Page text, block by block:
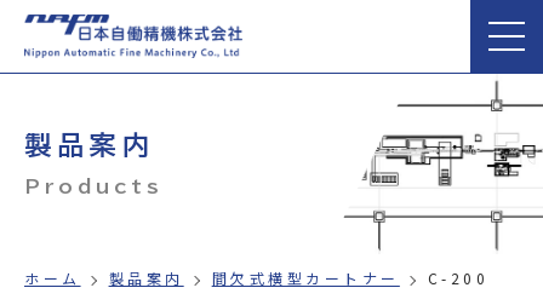
製品案内
Products
ホーム 製品案内 間欠式横型カートナー C-200